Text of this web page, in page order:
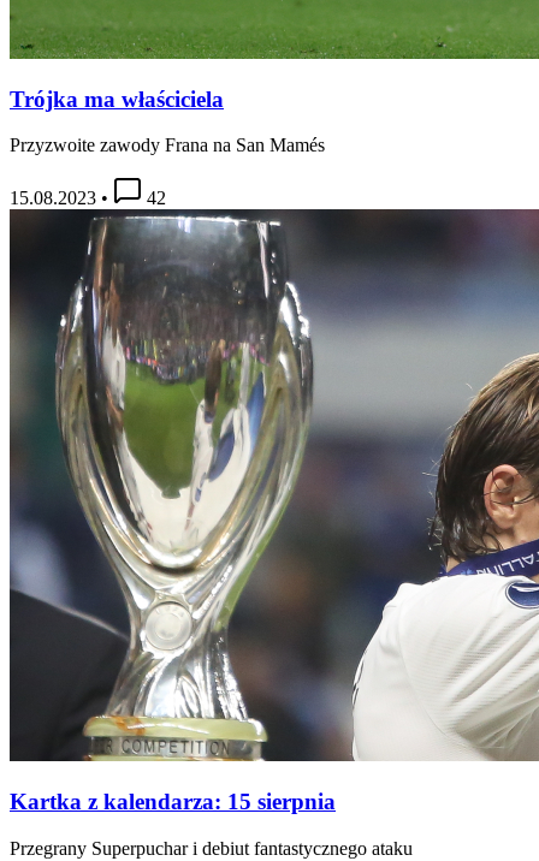
Trójka ma właściciela
Przyzwoite zawody Frana na San Mamés
15.08.2023 • 42
Kartka z kalendarza: 15 sierpnia
Przegrany Superpuchar i debiut fantastycznego ataku